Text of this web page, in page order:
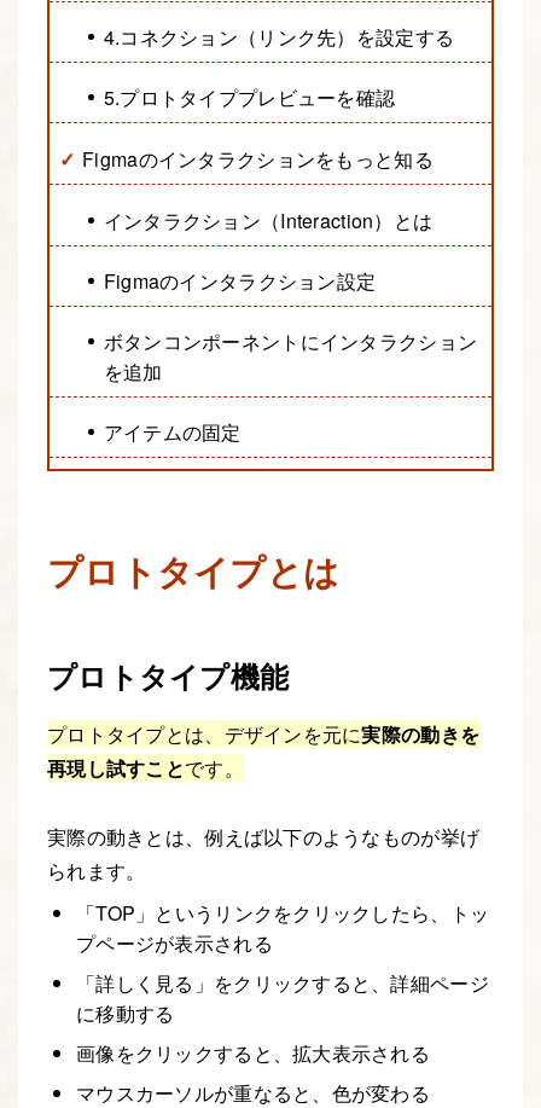
4.コネクション（リンク先）を設定する
5.プロトタイププレビューを確認
Figmaのインタラクションをもっと知る
インタラクション（Interaction）とは
Figmaのインタラクション設定
ボタンコンポーネントにインタラクション
を追加
アイテムの固定
プロトタイプとは
プロトタイプ機能
プロトタイプとは、デザインを元に実際の動きを
再現し試すことです。
実際の動きとは、例えば以下のようなものが挙げ
られます。
「TOP」というリンクをクリックしたら、トッ
プページが表示される
「詳しく見る」をクリックすると、詳細ページ
に移動する
画像をクリックすると、拡大表示される
マウスカーソルが重なると、色が変わる